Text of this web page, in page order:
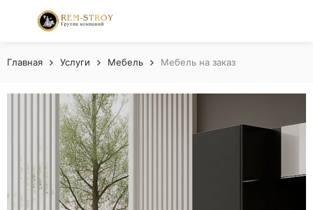
Главная Услуги Мебель Мебель на заказ